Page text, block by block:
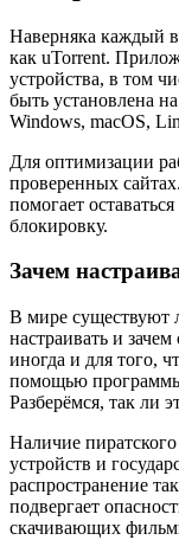
Наверняка каждый
как uTorrent.
устройства, в том
быть установлена
Windows, macOS,
Для оптимизации
проверенных
помогает
блокировку.
Зачем
В мире существуют
настраивать и
иногда и для того,
помощью программы
Разберёмся, так ли
Наличие
устройств и
распространение
подвергает
скачивающих